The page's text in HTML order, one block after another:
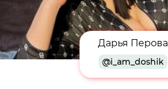
Дарья Перова
@i_am_doshik